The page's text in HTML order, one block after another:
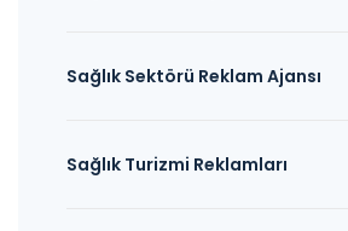
Sağlık Sektörü Reklam Ajansı
Sağlık Turizmi Reklamları